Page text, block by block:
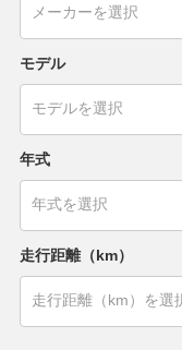
モデル
年式
走行距離（km）